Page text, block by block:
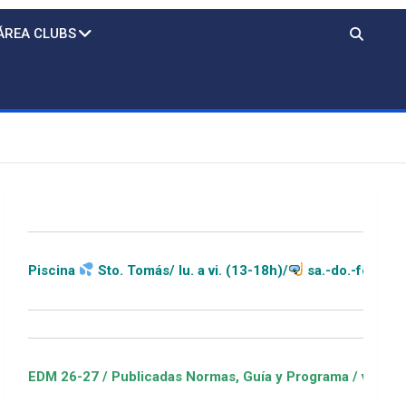
CLUBS
Sto. Tomás/ lu. a vi. (13-18h)/ sa.-do.-festivos (11-20h)
/ Publicadas Normas, Guía y Programa / ver Escuelas